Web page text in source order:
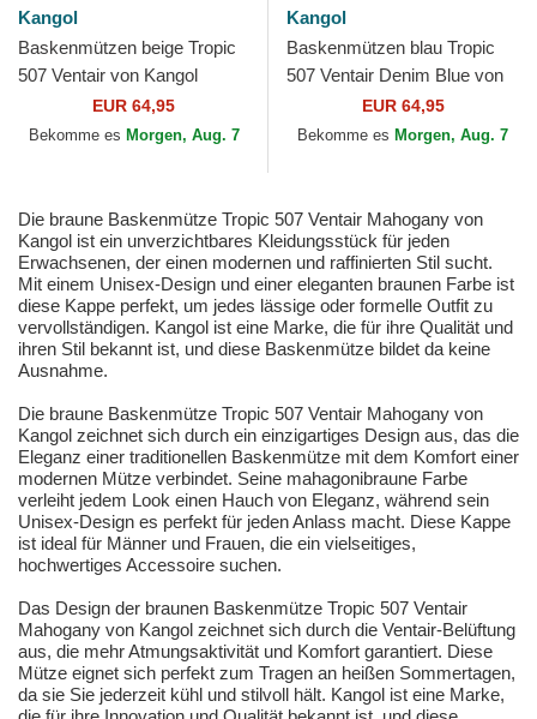
Kangol
Baskenmützen beige Tropic
507 Ventair von Kangol
EUR 64,95
Bekomme es Morgen, Aug. 7
Kangol
Baskenmützen blau Tropic
507 Ventair Denim Blue von
EUR 64,95
Bekomme es Morgen, Aug. 7
Die braune Baskenmütze Tropic 507 Ventair Mahogany von
Kangol ist ein unverzichtbares Kleidungsstück für jeden
Erwachsenen, der einen modernen und raffinierten Stil sucht.
Mit einem Unisex-Design und einer eleganten braunen Farbe ist
diese Kappe perfekt, um jedes lässige oder formelle Outfit zu
vervollständigen. Kangol ist eine Marke, die für ihre Qualität und
ihren Stil bekannt ist, und diese Baskenmütze bildet da keine
Ausnahme.
Die braune Baskenmütze Tropic 507 Ventair Mahogany von
Kangol zeichnet sich durch ein einzigartiges Design aus, das die
Eleganz einer traditionellen Baskenmütze mit dem Komfort einer
modernen Mütze verbindet. Seine mahagonibraune Farbe
verleiht jedem Look einen Hauch von Eleganz, während sein
Unisex-Design es perfekt für jeden Anlass macht. Diese Kappe
ist ideal für Männer und Frauen, die ein vielseitiges,
hochwertiges Accessoire suchen.
Das Design der braunen Baskenmütze Tropic 507 Ventair
Mahogany von Kangol zeichnet sich durch die Ventair-Belüftung
aus, die mehr Atmungsaktivität und Komfort garantiert. Diese
Mütze eignet sich perfekt zum Tragen an heißen Sommertagen,
da sie Sie jederzeit kühl und stilvoll hält. Kangol ist eine Marke,